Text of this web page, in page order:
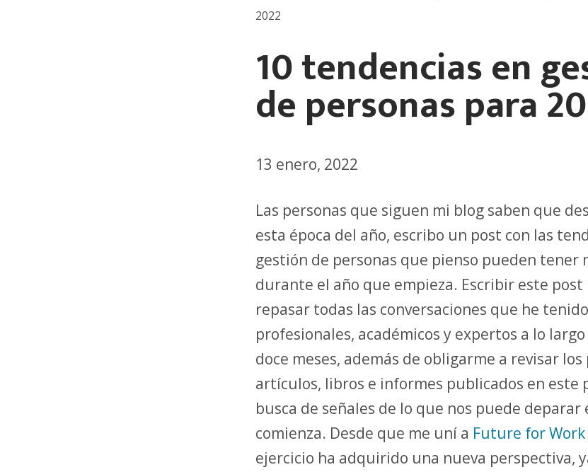
2022
10 tendencias en
de personas para
13 enero, 2022
Las personas que siguen mi blog saben que
esta época del año, escribo un post con las
gestión de personas que pienso pueden tener
durante el año que empieza. Escribir este post
repasar todas las conversaciones que he
profesionales, académicos y expertos a lo
doce meses, además de obligarme a revisar
artículos, libros e informes publicados en este
busca de señales de lo que nos puede deparar
comienza. Desde que me uní a Future for
ejercicio ha adquirido una nueva perspectiva,